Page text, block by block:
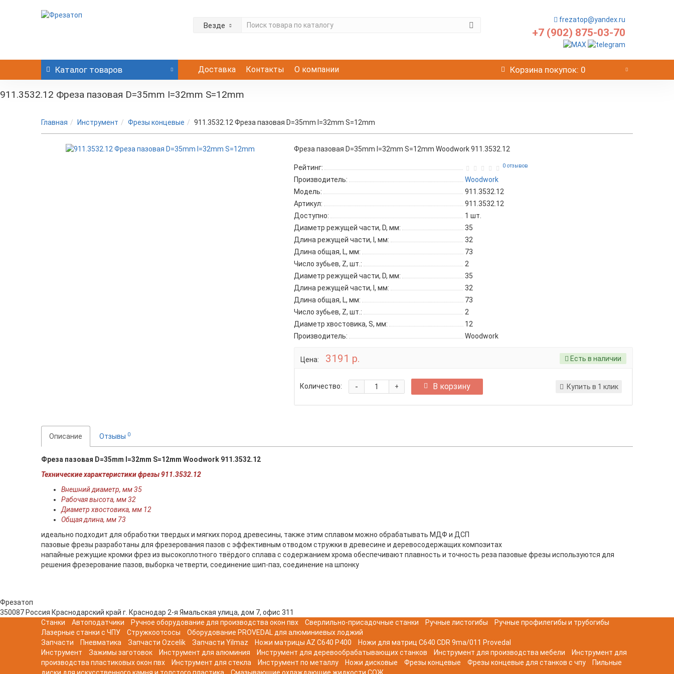
Везде
frezatop@yandex.ru
+7 (902) 875-03-70
Каталог товаров Доставка Контакты О компании Корзина покупок: 0
911.3532.12 Фреза пазовая D=35mm I=32mm S=12mm
Главная Инструмент Фрезы концевые 911.3532.12 Фреза пазовая D=35mm I=32mm S=12mm
Фреза пазовая D=35mm I=32mm S=12mm Woodwork 911.3532.12
Рейтинг: 0 отзывов
Производитель:
Woodwork
Модель:
911.3532.12
Артикул:
911.3532.12
Доступно:
1 шт.
Диаметр режущей части, D, мм:
35
Длина режущей части, l, мм:
32
Длина общая, L, мм:
73
Число зубьев, Z, шт.:
2
Диаметр режущей части, D, мм:
35
Длина режущей части, l, мм:
32
Длина общая, L, мм:
73
Число зубьев, Z, шт.:
2
Диаметр хвостовика, S, мм:
12
Производитель:
Woodwork
Цена: 3191 р. Есть в наличии
Количество: +
- В корзину Купить в 1 клик
Описание Отзывы 0
Фреза пазовая D=35mm I=32mm S=12mm Woodwork 911.3532.12
Технические характеристики фрезы 911.3532.12
Внешний диаметр, мм 35
Рабочая высота, мм 32
Диаметр хвостовика, мм 12
Общая длина, мм 73
идеально подходит для обработки твердых и мягких пород древесины, также этим сплавом можно обрабатывать МДФ и ДСП
пазовые фрезы разработаны для фрезерования пазов с эффективным отводом стружки в древесине и деревосодержащих композитах
напайные режущие кромки фрез из высокоплотного твёрдого сплава с содержанием хрома обеспечивают плавность и точность реза пазовые фрезы используются для
решения фрезерование пазов, выборка четверти, соединение шип-паз, соединение на шпонку​
Фрезатоп
350087 Россия Краснодарский край г. Краснодар 2-я Ямальская улица, дом 7, офис 311
Станки
Автоподатчики Ручное оборудование для производства окон пвх Сверлильно-присадочные станки Ручные листогибы
Ручные профилегибы и трубогибы
Лазерные станки с ЧПУ
Стружкоотсосы
Оборудование PROVEDAL для алюминиевых лоджий
Запчасти
Пневматика Запчасти Ozcelik Запчасти Yilmaz Ножи матрицы AZ C640 P400
Ножи для матриц C640 CDR 9ma/011 Provedal
Инструмент
Зажимы заготовок Инструмент для алюминия Инструмент для деревообрабатывающих станков Инструмент для производства мебели
Инструмент для
производства пластиковых окон пвх
Инструмент для стекла Инструмент по металлу Ножи дисковые Фрезы концевые Фрезы концевые для станков с чпу
Пильные